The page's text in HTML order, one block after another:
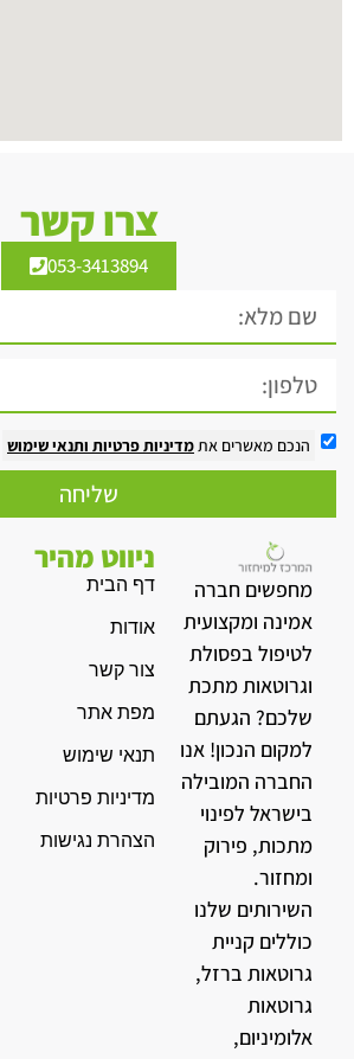
צרו קשר
053-3413894
הנכם מאשרים אתמדיניות פרטיות ותנאי שימוש
שליחה
מחפשים חברה
אמינה ומקצועית
לטיפול בפסולת
וגרוטאות מתכת
שלכם? הגעתם
למקום הנכון! אנו
החברה המובילה
בישראל לפינוי
מתכות, פירוק
ומחזור.
השירותים שלנו
כוללים קניית
גרוטאות ברזל,
גרוטאות
אלומיניום,
ניווט מהיר
דף הבית
אודות
צור קשר
מפת אתר
תנאי שימוש
מדיניות פרטיות
הצהרת נגישות